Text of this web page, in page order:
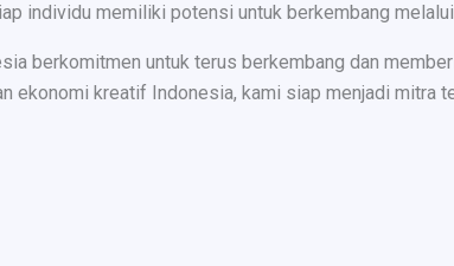
individu memiliki potensi untuk berkembang
berkomitmen untuk terus berkembang dan
ekonomi kreatif Indonesia, kami siap menjadi mitra